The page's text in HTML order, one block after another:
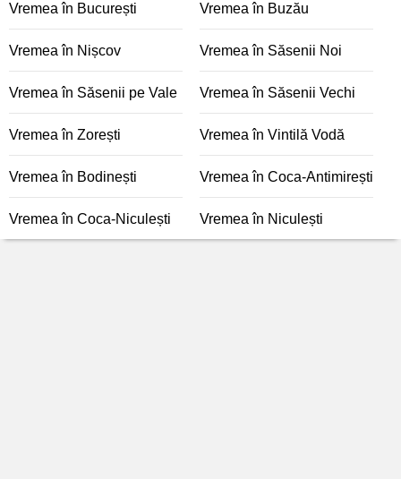
Vremea în București Vremea în Buzău
Vremea în Nișcov Vremea în Săsenii Noi
Vremea în Săsenii pe Vale Vremea în Săsenii Vechi
Vremea în Zorești Vremea în Vintilă Vodă
Vremea în Bodinești Vremea în Coca-Antimirești
Vremea în Coca-Niculești Vremea în Niculești